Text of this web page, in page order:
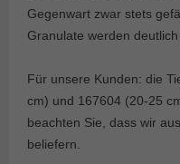
Gegenwart zwar stets
Granulate werden deutlich
Für unsere Kunden: die
cm) und 167604 (20-25
beachten Sie, dass wir
beliefern.